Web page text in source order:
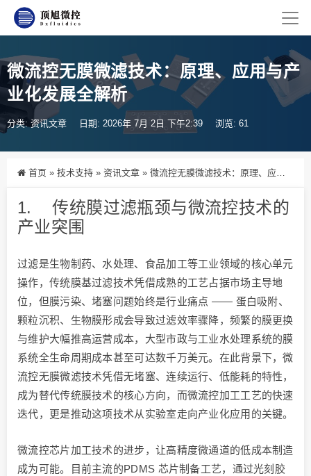
微流控无膜微滤技术：原理、应用与产
业化发展全解析
分类: 资讯文章 日期: 2026年 7月 2日 下午2:39 浏览: 61
首页 » 技术支持 » 资讯文章 » 微流控无膜微滤技术：原理、应用与产业化发展全解析
1. 传统膜过滤瓶颈与微流控技术的
产业突围
过滤是生物制药、水处理、食品加工等工业领域的核心单元
操作，传统膜基过滤技术凭借成熟的工艺占据市场主导地
位，但膜污染、堵塞问题始终是行业痛点 —— 蛋白吸附、
颗粒沉积、生物膜形成会导致过滤效率骤降，频繁的膜更换
与维护大幅推高运营成本，大型市政与工业水处理系统的膜
系统全生命周期成本甚至可达数千万美元。在此背景下，微
流控无膜微滤技术凭借无堵塞、连续运行、低能耗的特性，
成为替代传统膜技术的核心方向，而微流控加工工艺的快速
迭代，更是推动这项技术从实验室走向产业化应用的关键。
微流控芯片加工技术的进步，让高精度微通道的低成本制造
成为可能。目前主流的PDMS 芯片制备工艺，通过光刻胶